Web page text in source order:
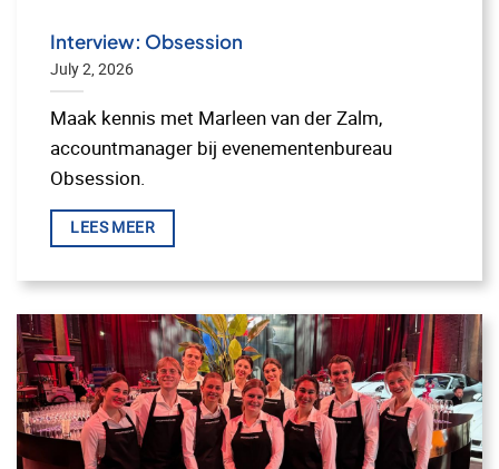
Interview: Obsession
July 2, 2026
Maak kennis met Marleen van der Zalm,
accountmanager bij evenementenbureau
Obsession.
LEES MEER